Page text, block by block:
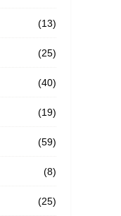
(13)
(25)
(40)
(19)
(59)
(8)
(25)